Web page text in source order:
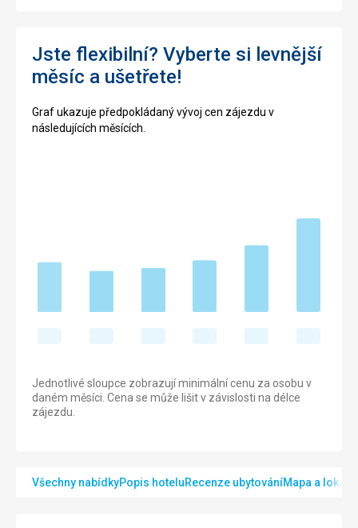
Jste flexibilní? Vyberte si levnější
měsíc a ušetřete!
Graf ukazuje předpokládaný vývoj cen zájezdu v
následujících měsících.
Jednotlivé sloupce zobrazují minimální cenu za osobu v
daném měsíci. Cena se může lišit v závislosti na délce
zájezdu.
Všechny nabídkyPopis hoteluRecenze ubytováníMapa a